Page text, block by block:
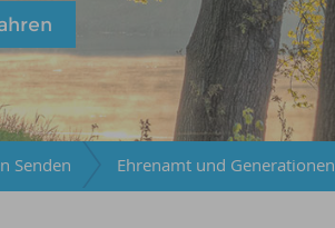
Senden Ehrenamt und Generationen